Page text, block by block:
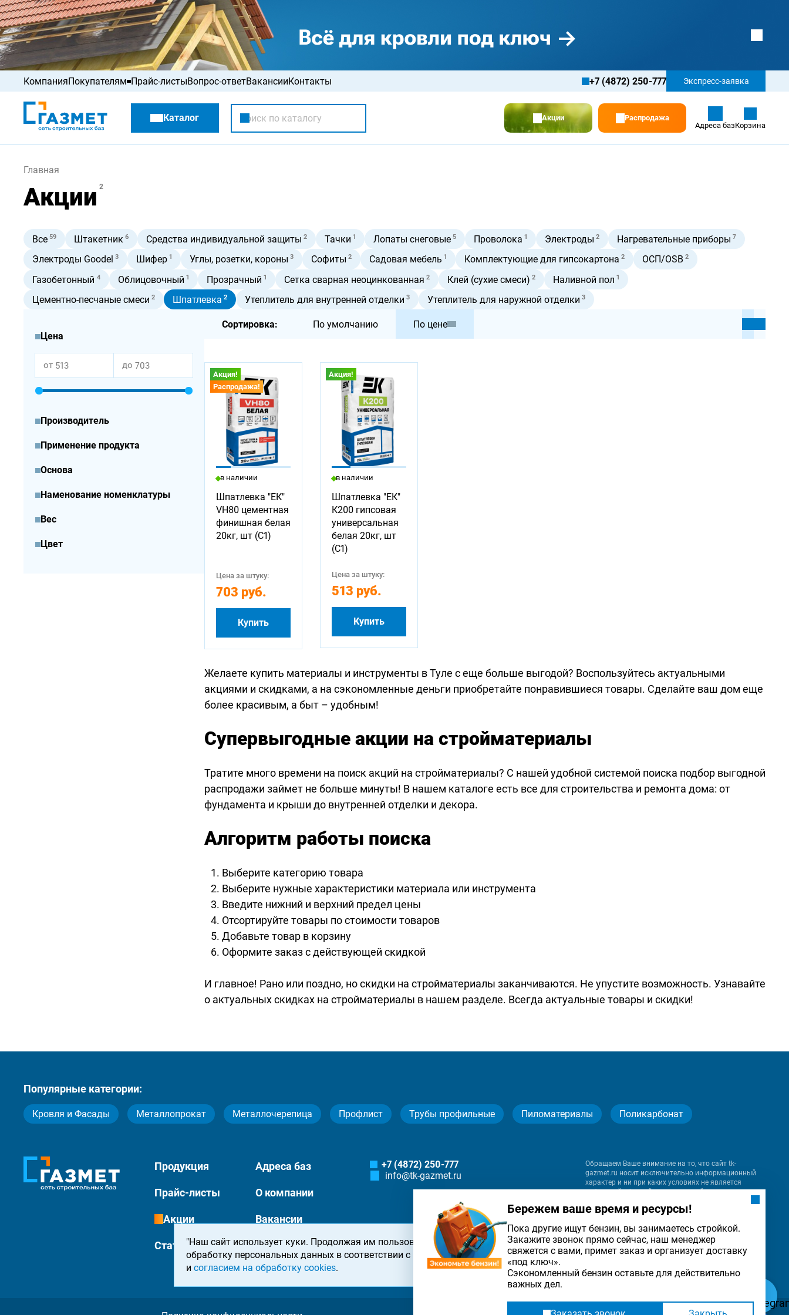
КомпанияПокупателям
Распродажа
Прайс-листыВопрос-ответВакансииКонтакты +7 (4872) 250-777 Экспресс-заявка
Каталог Акции
Распродажа
Адреса базКорзина
Главная
Акции 2
Все 59 Штакетник 6 Средства индивидуальной защиты 2 Тачки 1 Лопаты снеговые 5 Проволока 1 Электроды 2 Нагревательные приборы 7
Электроды Goodel 3 Шифер 1 Углы, розетки, короны 3 Софиты 2 Садовая мебель 1 Комплектующие для гипсокартона 2 ОСП/OSB 2
Газобетонный 4 Облицовочный 1 Прозрачный 1 Сетка сварная неоцинкованная 2 Клей (сухие смеси) 2 Наливной пол 1
Цементно-песчаные смеси 2 Шпатлевка 2 Утеплитель для внутренней отделки 3 Утеплитель для наружной отделки 3
Цена
от до
Производитель
Применение продукта
Основа
Наменование номенклатуры
Вес
Цвет
Сортировка: По умолчанию По цене
Акция!
Распродажа!
в наличии
Шпатлевка "ЕК"
VH80 цементная
финишная белая
20кг, шт (С1)
Цена за штуку:
703 руб.
Купить
Акция!
в наличии
Шпатлевка "ЕК"
К200 гипсовая
универсальная
белая 20кг, шт
(С1)
Цена за штуку:
513 руб.
Купить
Желаете купить материалы и инструменты в Туле с еще больше выгодой? Воспользуйтесь актуальными
акциями и скидками, а на сэкономленные деньги приобретайте понравившиеся товары. Сделайте ваш дом еще
более красивым, а быт – удобным!
Супервыгодные акции на стройматериалы
Тратите много времени на поиск акций на стройматериалы? С нашей удобной системой поиска подбор выгодной
распродажи займет не больше минуты! В нашем каталоге есть все для строительства и ремонта дома: от
фундамента и крыши до внутренней отделки и декора.
Алгоритм работы поиска
Выберите категорию товара
Выберите нужные характеристики материала или инструмента
Введите нижний и верхний предел цены
Отсортируйте товары по стоимости товаров
Добавьте товар в корзину
Оформите заказ с действующей скидкой
И главное! Рано или поздно, но скидки на стройматериалы заканчиваются. Не упустите возможность. Узнавайте
о актуальных скидках на стройматериалы в нашем разделе. Всегда актуальные товары и скидки!
Популярные категории:
Кровля и Фасады Металлопрокат Металлочерепица Профлист Трубы профильные Пиломатериалы Поликарбонат
Продукция Адреса баз
Прайс-листы О компании
Акции Вакансии
Статьи Контакты
+7 (4872) 250-777
info@tk-gazmet.ru
Обращаем Ваше внимание на то, что сайт tk-
gazmet.ru носит исключительно информационный
характер и ни при каких условиях не является
публичной офертой, определяемой положениями
Федерации.
"Наш сайт использует куки. Продолжая им пользоваться, вы соглашаетесь на
обработку персональных данных в соответствии с
политикой конфиденциальности
и согласием на обработку cookies.
ОК
Бережем ваше время и ресурсы!
Пока другие ищут бензин, вы занимаетесь стройкой.
Закажите звонок прямо сейчас, наш менеджер
свяжется с вами, примет заказ и организует доставку
«под ключ».
Сэкономленный бензин оставьте для действительно
важных дел.